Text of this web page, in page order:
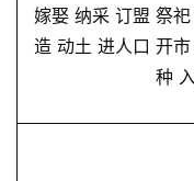
嫁娶 纳采 订盟 祭
造 动土 进人口 开
种